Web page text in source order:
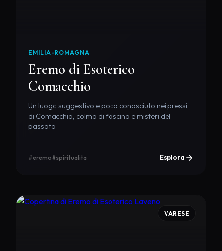
EMILIA-ROMAGNA
Eremo di Esoterico
Comacchio
Un luogo suggestivo e poco conosciuto nei pressi
di Comacchio, colmo di fascino e misteri del
passato.
#eremo#spiritualita Esplora
VARESE